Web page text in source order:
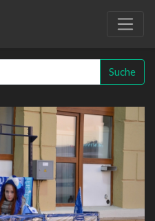
Suche